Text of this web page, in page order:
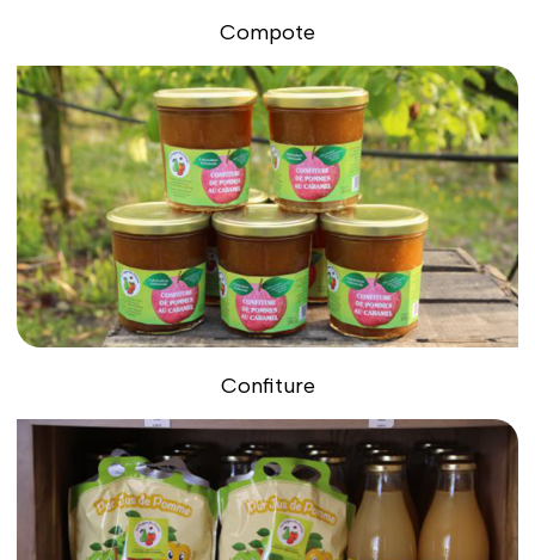
Compote
Confiture